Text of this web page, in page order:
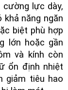
lực dày,
năng ngăn
biệt phù hợp
lớn hoặc gần
và kính còn
ổn định nhiệt
giảm tiêu hao